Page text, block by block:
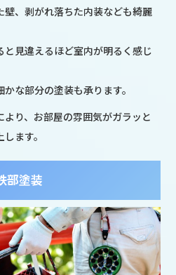
、剥がれ落ちた内装なども綺麗
と見違えるほど室内が明るく感じ
な部分の塗装も承ります。
り、お部屋の雰囲気がガラッと
ます。
部塗装